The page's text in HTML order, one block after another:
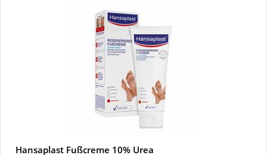
Hansaplast Fußcreme 10% Urea